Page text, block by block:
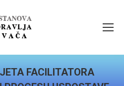
FACILITATORA